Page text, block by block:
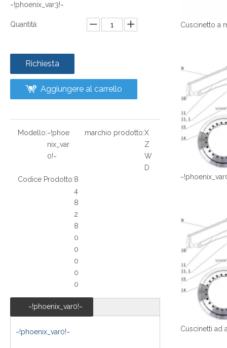
~!phoenix_var3!~
Quantità:
Richiesta
Aggiungere al carrello
Modello:~!phoe
nix_var
0!~
marchio prodotto:X
Z
W
D
Codice Prodotto:8
4
8
2
8
0
0
0
0
0
~!phoenix_var0!~
~!phoenix_var0!~